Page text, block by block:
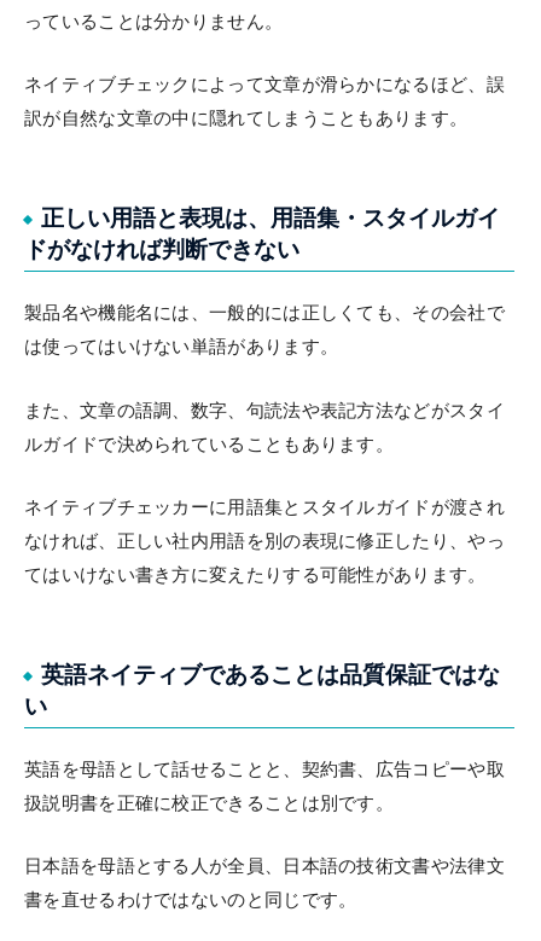
っていることは分かりません。
ネイティブチェックによって文章が滑らかになるほど、誤
訳が自然な文章の中に隠れてしまうこともあります。
正しい用語と表現は、用語集・スタイルガイ
ドがなければ判断できない
製品名や機能名には、一般的には正しくても、その会社で
は使ってはいけない単語があります。
また、文章の語調、数字、句読法や表記方法などがスタイ
ルガイドで決められていることもあります。
ネイティブチェッカーに用語集とスタイルガイドが渡され
なければ、正しい社内用語を別の表現に修正したり、やっ
てはいけない書き方に変えたりする可能性があります。
英語ネイティブであることは品質保証ではな
い
英語を母語として話せることと、契約書、広告コピーや取
扱説明書を正確に校正できることは別です。
日本語を母語とする人が全員、日本語の技術文書や法律文
書を直せるわけではないのと同じです。